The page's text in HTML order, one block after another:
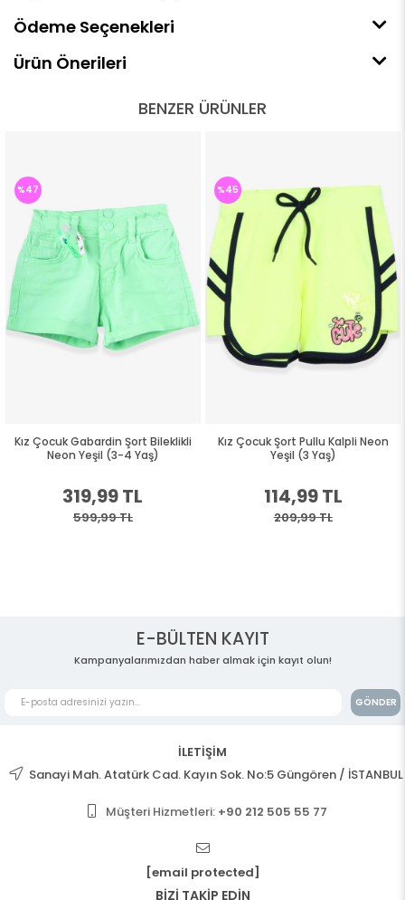
Ödeme Seçenekleri
Ürün Önerileri
BENZER ÜRÜNLER
Kız Çocuk Gabardin Şort Bileklikli
Neon Yeşil (3-4 Yaş)
319,99 TL
599,99 TL
%47
Kız Çocuk Şort Pullu Kalpli Neon
Yeşil (3 Yaş)
114,99 TL
209,99 TL
%45
E-BÜLTEN KAYIT
Kampanyalarımızdan haber almak için kayıt olun!
GÖNDER
İLETİŞİM
Sanayi Mah. Atatürk Cad. Kayın Sok. No:5 Güngören / İSTANBUL
Müşteri Hizmetleri: +90 212 505 55 77
[email protected]
BİZİ TAKİP EDİN